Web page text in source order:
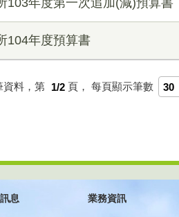
104年度預算書
資料，第 1/2 頁， 每頁顯示筆數
息 業務資訊